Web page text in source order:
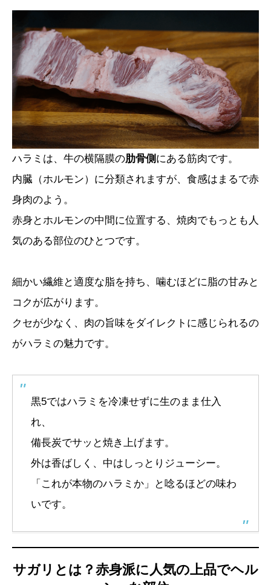
ハラミは、牛の横隔膜の肋骨側 にある筋肉です。
内臓（ホルモン）に分類されますが、食感はまるで赤
身肉のよう。
赤身とホルモンの中間に位置する、焼肉でもっとも人
気のある部位のひとつです。
細かい繊維と適度な脂を持ち、噛むほどに脂の甘みと
コクが広がります。
クセが少なく、肉の旨味をダイレクトに感じられるの
がハラミの魅力です。
黒5ではハラミを冷凍せずに生のまま仕入
れ、
備長炭でサッと焼き上げます。
外は香ばしく、中はしっとりジューシー。
「これが本物のハラミか」と唸るほどの味わ
いです。
サガリとは？赤身派に人気の上品でヘル